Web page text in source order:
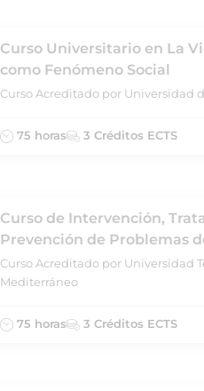
Curso Universitario en La
como Fenómeno Social
Curso Acreditado por Universidad
75 horas 3 Créditos ECTS
Curso de Intervención,
Prevención de Problemas
Curso Acreditado por Universidad
Mediterráneo
75 horas 3 Créditos ECTS